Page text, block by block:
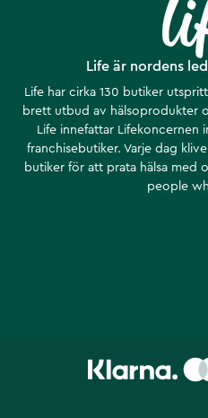
Life är nordens
Life har cirka 130 butiker
brett utbud av hälsoprodukter
Life innefattar Lifekoncernen
franchisebutiker. Varje dag
butiker för att prata hälsa med
people